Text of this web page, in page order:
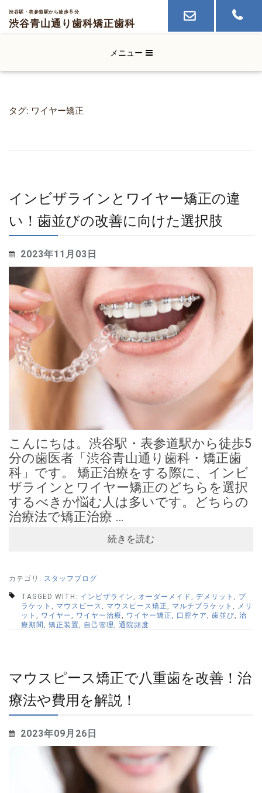
渋谷駅・表参道駅から徒歩 ５ 分
渋谷青山通り歯科矯正歯科
メニュー
タグ: ワイヤー矯正
インビザラインとワイヤー矯正の違
い！歯並びの改善に向けた選択肢
2023年11月03日
こんにちは。渋谷駅・表参道駅から徒歩5
分の歯医者「渋谷青山通り歯科・矯正歯
科」です。 矯正治療をする際に、インビ
ザラインとワイヤー矯正のどちらを選択
するべきか悩む人は多いです。どちらの
治療法で矯正治療 …
続きを読む
カテゴリ: スタッフブログ
TAGGED WITH: インビザライン , オーダーメイド , デメリット , ブ
ラケット , マウスピース , マウスピース矯正 , マルチブラケット , メリ
ット , ワイヤー , ワイヤー治療, ワイヤー矯正 , 口腔ケア , 歯並び, 治
療期間 , 矯正装置, 自己管理 , 通院頻度
マウスピース矯正で八重歯を改善！治
療法や費用を解説！
2023年09月26日